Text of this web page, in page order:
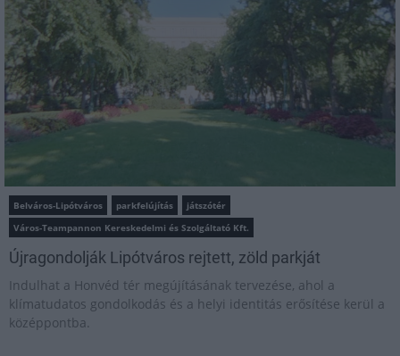
Belváros-Lipótváros parkfelújítás
játszótér
Város-Teampannon Kereskedelmi és Szolgáltató Kft.
Újragondolják Lipótváros rejtett, zöld parkját
Indulhat a Honvéd tér megújításának tervezése, ahol a
klímatudatos gondolkodás és a helyi identitás erősítése kerül a
középpontba.